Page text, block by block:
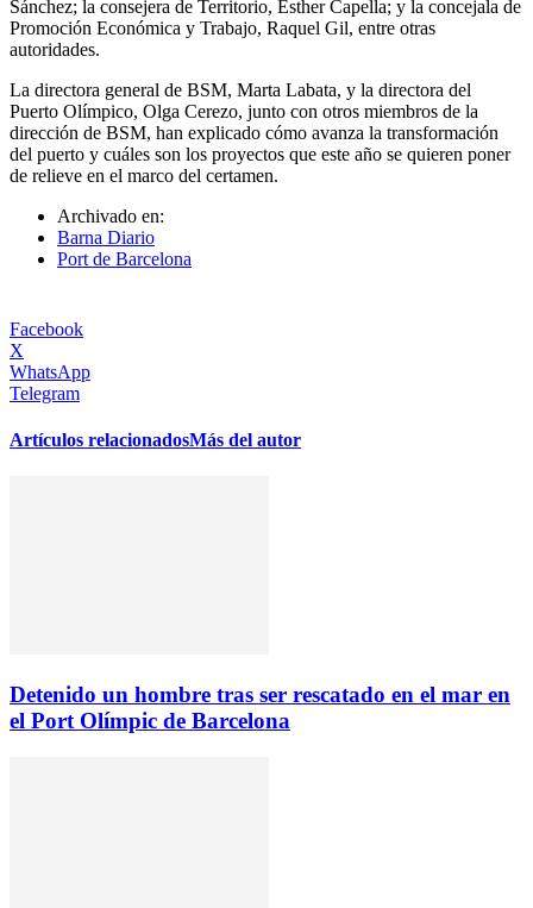
Sánchez; la consejera de Territorio, Esther Capella; y la concejala de
Promoción Económica y Trabajo, Raquel Gil, entre otras
autoridades.
La directora general de BSM, Marta Labata, y la directora del
Puerto Olímpico, Olga Cerezo, junto con otros miembros de la
dirección de BSM, han explicado cómo avanza la transformación
del puerto y cuáles son los proyectos que este año se quieren poner
de relieve en el marco del certamen.
Archivado en:
Barna Diario
Port de Barcelona
Facebook
X
WhatsApp
Telegram
Artículos relacionadosMás del autor
Detenido un hombre tras ser rescatado en el mar en
el Port Olímpic de Barcelona